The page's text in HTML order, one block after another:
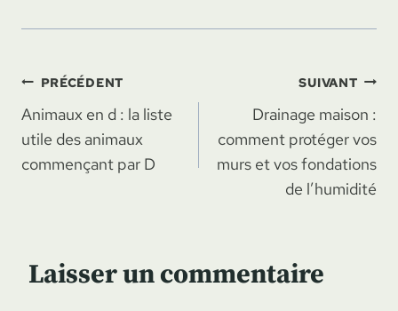
Navigation
de
l’article
PRÉCÉDENT
Animaux en d : la liste
utile des animaux
commençant par D
SUIVANT
Drainage maison :
comment protéger vos
murs et vos fondations
de l’humidité
Laisser un commentaire